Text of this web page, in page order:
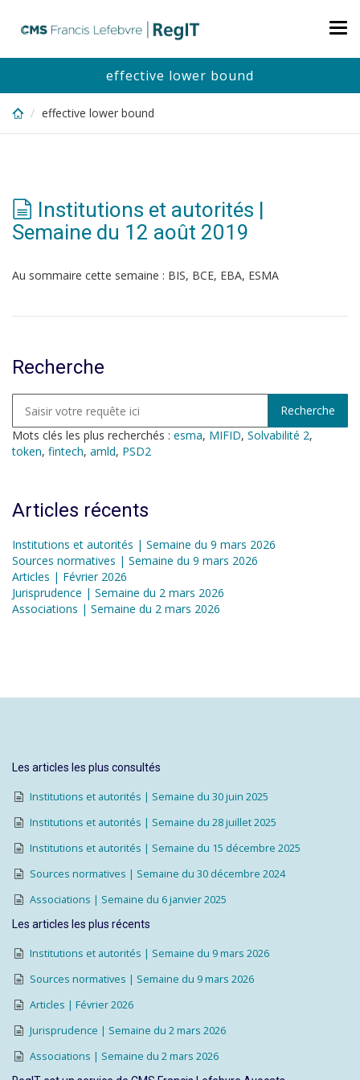
content
effective lower bound
effective lower bound
Institutions et autorités |
Semaine du 12 août 2019
Au sommaire cette semaine : BIS, BCE, EBA, ESMA
Recherche
Mots clés les plus recherchés : esma, MIFID, Solvabilité 2,
token, fintech, amld, PSD2
Articles récents
Institutions et autorités | Semaine du 9 mars 2026
Sources normatives | Semaine du 9 mars 2026
Articles | Février 2026
Jurisprudence | Semaine du 2 mars 2026
Associations | Semaine du 2 mars 2026
Les articles les plus consultés
Institutions et autorités | Semaine du 30 juin 2025
Institutions et autorités | Semaine du 28 juillet 2025
Institutions et autorités | Semaine du 15 décembre 2025
Sources normatives | Semaine du 30 décembre 2024
Associations | Semaine du 6 janvier 2025
Les articles les plus récents
Institutions et autorités | Semaine du 9 mars 2026
Sources normatives | Semaine du 9 mars 2026
Articles | Février 2026
Jurisprudence | Semaine du 2 mars 2026
Associations | Semaine du 2 mars 2026